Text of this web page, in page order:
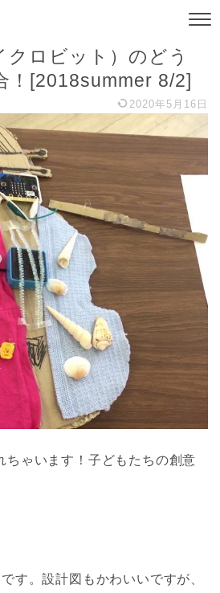
ロビット）のどう
！[2018summer 8/2]
2020年5月16日
ちゃいます！子どもたちの創意
す。設計図もかわいいですが、